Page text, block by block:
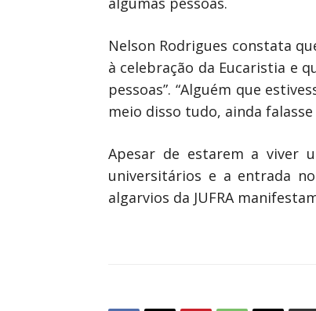
Nelson Rodrigues constata
à celebração da Eucaristia e
pessoas”. “Alguém que
meio disso tudo, ainda
Apesar de estarem a viver
universitários e a entrada
algarvios da JUFRA